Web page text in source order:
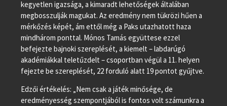
kegyetlen igazsága, a kimaradt lehetőségek általában
megbosszulják magukat. Az eredmény nem tükrözi hűen a
mérkőzés képét, ám ettől még a Paks utazhatott haza
mindhárom ponttal. Mónos Tamás együttese ezzel
befejezte bajnoki szereplését, a kiemelt – labdarúgó
akadémiákkal teletűzdelt – csoportban végül a 11. helyen
fejezte be szereplését, 22 forduló alatt 19 pontot gyűjtve.
Edzői értékelés: „Nem csak a játék minősége, de
eredményesség szempontjából is fontos volt számunkra a